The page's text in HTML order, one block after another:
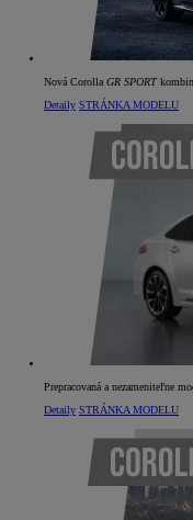
s DPH
vr. zvýhodnenia
a bonusu za výkup
800 €
Corolla Sedan
AJ HYBRID
Nová Corolla GR SPORT
Detaily STRÁNKA MODELU
Prepracovaná a nezameniteľne
Detaily STRÁNKA MODELU